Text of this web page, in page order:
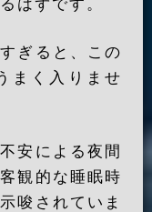
はずです。
ぎると、この
まく入りませ
安による夜間
観的な睡眠時
唆されていま